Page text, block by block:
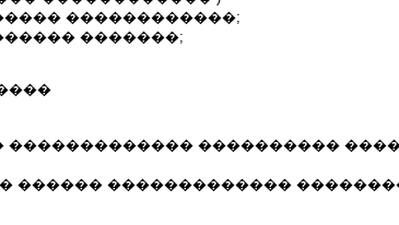
������������;
�������;
������������� ����������
������ �������������